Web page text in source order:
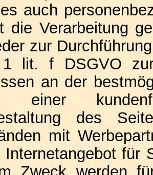
auch
die Verarbeitung
zur
lit. f DSGVO zur
an der
einer
des
mit
Internetangebot für
Zweck werden